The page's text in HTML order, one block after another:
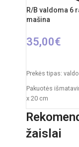
R/B valdoma 6
mašina
35,00€
Prekės tipas:
Pakuotės
x 20 cm
Mašinos
16 x 7 cm
Produkto
žaislai